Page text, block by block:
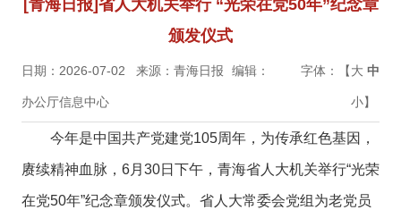
[青海日报]省人大机关举行 “光荣在党50年”纪念章
颁发仪式
日期：2026-07-02 来源：青海日报 编辑：
办公厅信息中心
字体：【大 中
小】
今年是中国共产党建党105周年，为传承红色基因，
赓续精神血脉，6月30日下午，青海省人大机关举行“光荣
在党50年”纪念章颁发仪式。省人大常委会党组为老党员